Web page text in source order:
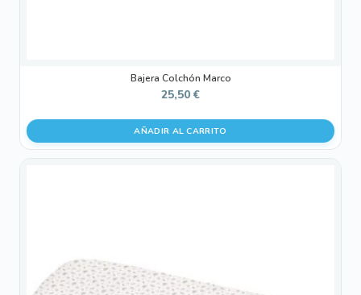
Bajera Colchón Marco
25,50 €
AÑADIR AL CARRITO